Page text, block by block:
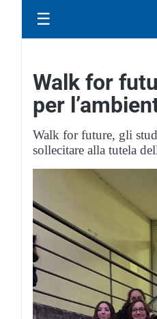
☰
Walk for
per
Walk for future, gli
sollecitare alla tutela